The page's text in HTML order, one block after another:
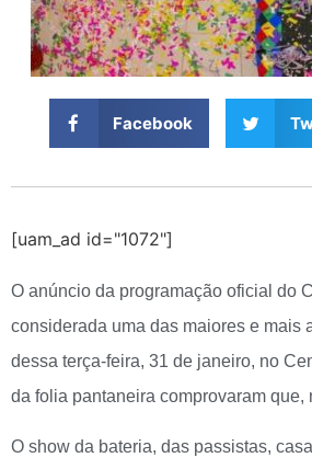
Facebook
[uam_ad id="1072"]
O anúncio da programação oficial do
considerada uma das maiores e mais
dessa terça-feira, 31 de janeiro, no
da folia pantaneira comprovaram
O show da bateria, das passistas,